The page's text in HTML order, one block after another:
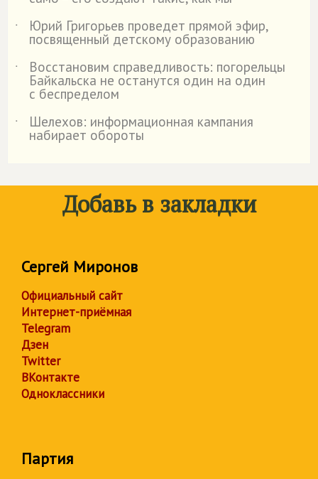
˙
Юрий Григорьев проведет прямой эфир,
посвященный детскому образованию
˙
Восстановим справедливость: погорельцы
Байкальска не останутся один на один
с беспределом
˙
Шелехов: информационная кампания
набирает обороты
Добавь в закладки
Сергей Миронов
Официальный сайт
Интернет-приёмная
Telegram
Дзен
Twitter
ВКонтакте
Одноклассники
Партия